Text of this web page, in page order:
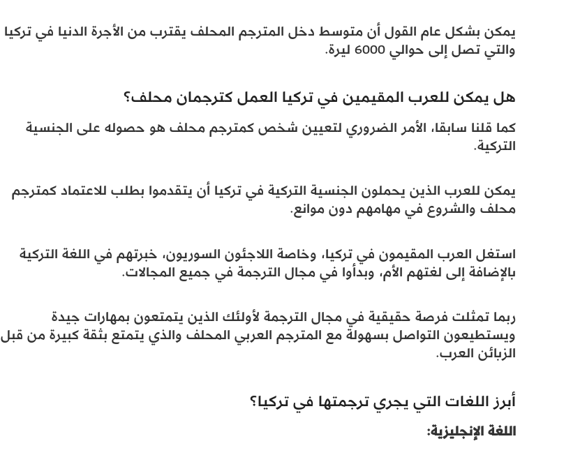
يمكن بشكل عام القول أن متوسط دخل المترجم المحلف يقترب من الأجرة الدنيا في تركيا
والتي تصل إلى حوالي 6000 ليرة.
هل يمكن للعرب المقيمين في تركيا العمل كترجمان محلف؟
كما قلنا سابقا، الأمر الضروري لتعيين شخص كمترجم محلف هو حصوله على الجنسية
التركية.
يمكن للعرب الذين يحملون الجنسية التركية في تركيا أن يتقدموا بطلب للاعتماد كمترجم
محلف والشروع في مهامهم دون موانع.
استغل العرب المقيمون في تركيا، وخاصة اللاجئون السوريون، خبرتهم في اللغة التركية
بالإضافة إلى لغتهم الأم، وبدأوا في مجال الترجمة في جميع المجالات.
ربما تمثلت فرصة حقيقية في مجال الترجمة لأولئك الذين يتمتعون بمهارات جيدة
ويستطيعون التواصل بسهولة مع المترجم العربي المحلف والذي يتمتع بثقة كبيرة من قبل
الزبائن العرب.
أبرز اللغات التي يجري ترجمتها في تركيا؟
اللغة الإنجليزية: